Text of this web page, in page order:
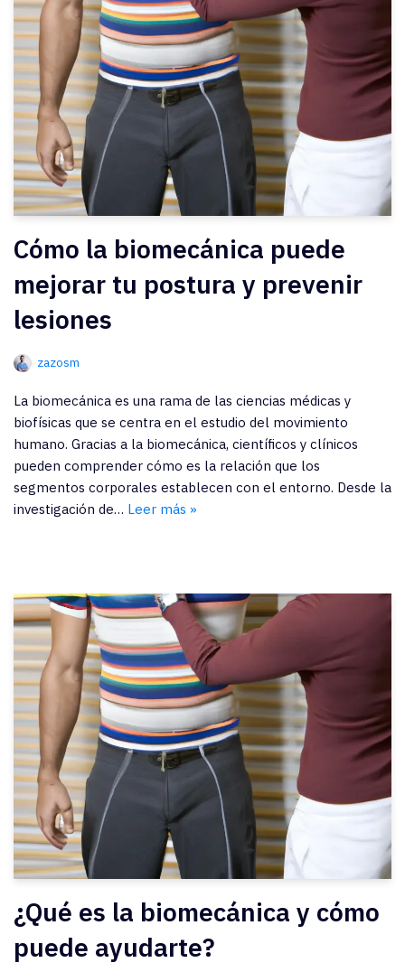
Cómo la biomecánica puede
mejorar tu postura y prevenir
lesiones
zazosm
La biomecánica es una rama de las ciencias médicas y
biofísicas que se centra en el estudio del movimiento
humano. Gracias a la biomecánica, científicos y clínicos
pueden comprender cómo es la relación que los
segmentos corporales establecen con el entorno. Desde la
investigación de… Leer más »
¿Qué es la biomecánica y cómo
puede ayudarte?